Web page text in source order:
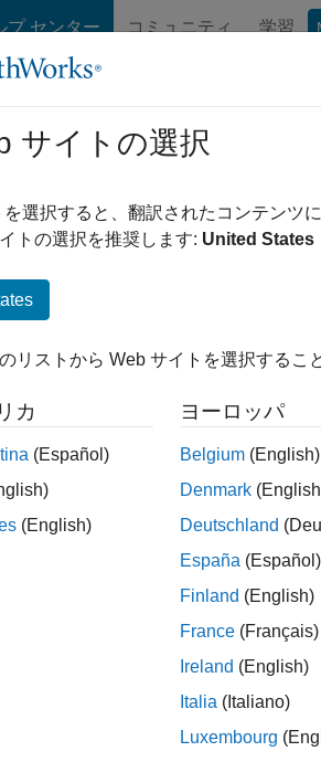
プ センター コミュニティ 学習
ラミング
ラミング
グラミン
ログラミ
ミング
Python
Python® でのクライア
MATLAB ®Production
数を評価できます。
クライアント プログラ
クライアント実装の詳
MATLAB Production
手できます。
メモ
R2022b 以降、
クラス
サイトの選択
選択すると、翻訳されたコンテンツ
トの選択を推奨します: United States
リストから Web サイトを選択するこ
カ
(Español)
(English)
ヨーロッパ
Belgium (English)
Denmark
Deutschland
España (Español)
Finland (English)
France (Français)
Ireland (English)
Italia (Italiano)
Luxembourg